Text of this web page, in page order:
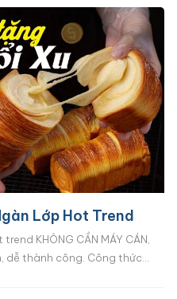
Lớp Hot Trend
KHÔNG CẦN MÁY CÁN,
dễ thành công. Công thức